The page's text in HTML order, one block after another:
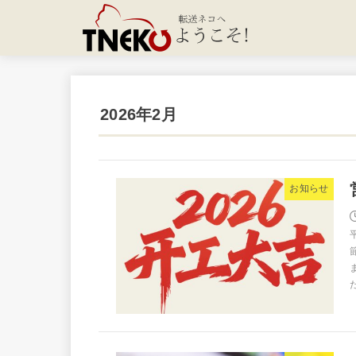
2026年2月
お知らせ